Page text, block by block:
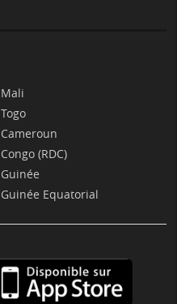
Mali
Togo
Cameroun
Congo (RDC)
Guinée
Guinée Equatorial